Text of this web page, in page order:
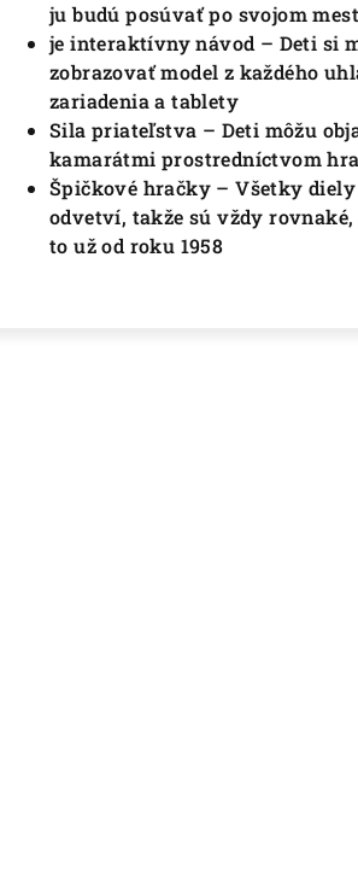
ju budú posúvať po svojom
je interaktívny návod – Deti si
zobrazovať model z každého
zariadenia a tablety
Sila priateľstva – Deti môžu
kamarátmi prostredníctvom
Špičkové hračky – Všetky
odvetví, takže sú vždy
to už od roku 1958